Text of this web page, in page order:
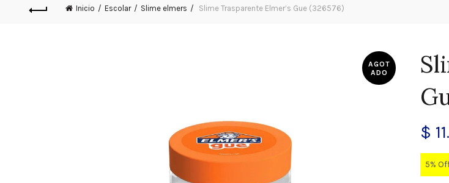
Inicio Escolar Slime elmers Slime Trasparente Elmer’s Gue (326576)
AGOT
ADO
$
5%